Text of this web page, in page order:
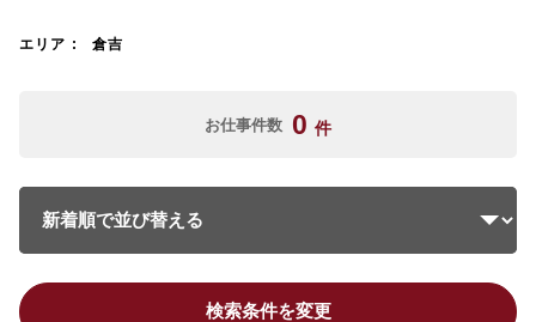
エリア 倉吉
お仕事件数 0 件
検索条件を変更